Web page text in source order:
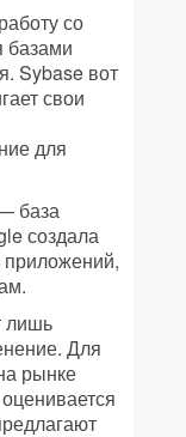
со
базами
Sybase вот
свои
для
база
создала
приложений,
лишь
Для
рынке